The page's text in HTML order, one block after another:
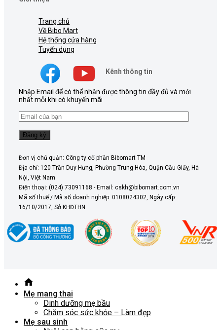
Trang chủ
Về Bibo Mart
Hệ thống cửa hàng
Tuyển dụng
Kênh thông tin
Nhập Email để có thể nhận được thông tin đầy đủ và mới
nhất mỗi khi có khuyến mãi
Đơn vị chủ quản: Công ty cổ phần Bibomart TM
Địa chỉ: 120 Trần Duy Hưng, Phường Trung Hòa, Quận Cầu Giấy, Hà
Nội, Việt Nam
Điện thoại: (024) 73091168 - Email: cskh@bibomart.com.vn
Mã số thuế / Mã số doanh nghiệp: 0108024302, Ngày cấp:
16/10/2017, Sở KHĐTHN
Mẹ mang thai
Dinh dưỡng mẹ bầu
Chăm sóc sức khỏe – Làm đẹp
Mẹ sau sinh